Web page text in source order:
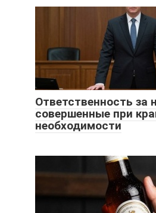
Ответственность за
совершенные при
необходимости